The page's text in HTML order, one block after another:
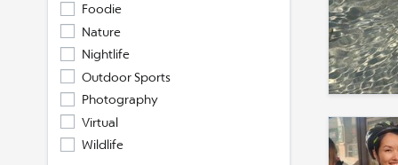
Foodie
Nature
Nightlife
Outdoor Sports
Photography
Virtual
Wildlife